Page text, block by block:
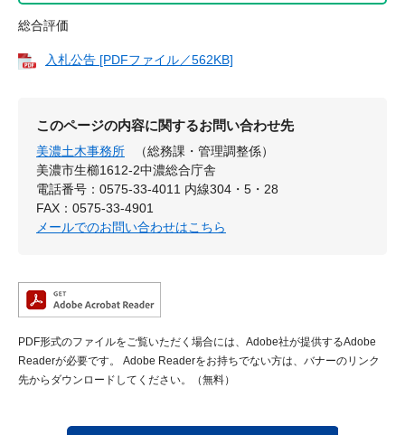
総合評価
入札公告 [PDFファイル／562KB]
このページの内容に関するお問い合わせ先
美濃土木事務所
（総務課・管理調整係）
美濃市生櫛1612-2中濃総合庁舎
電話番号：0575-33-4011 内線304・5・28
FAX：0575-33-4901
メールでのお問い合わせはこちら
PDF形式のファイルをご覧いただく場合には、Adobe社が提供するAdobe
Readerが必要です。
Adobe Readerをお持ちでない方は、バナーのリンク
先からダウンロードしてください。（無料）